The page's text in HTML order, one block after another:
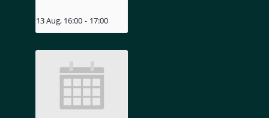
13 Aug, 16:00 - 17:00